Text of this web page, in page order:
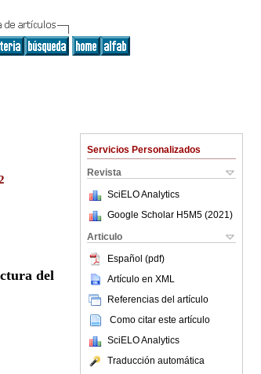
Servicios Personalizados
Revista
SciELO Analytics
Google Scholar H5M5 (2021 )
Articulo
Español (pdf)
Artículo en XML
Referencias del artículo
Como citar este artículo
SciELO Analytics
Traducción automática
del